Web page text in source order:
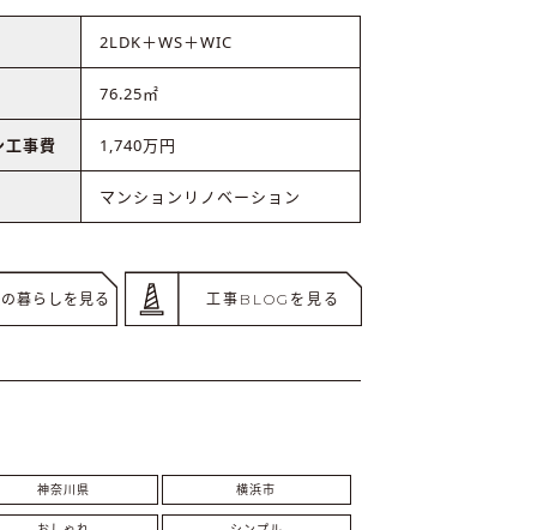
2LDK＋WS＋WIC
76.25㎡
工事費 1,740万円
マンションリノベーション
暮らしを見る 工事BLOGを見る
神奈川県 横浜市